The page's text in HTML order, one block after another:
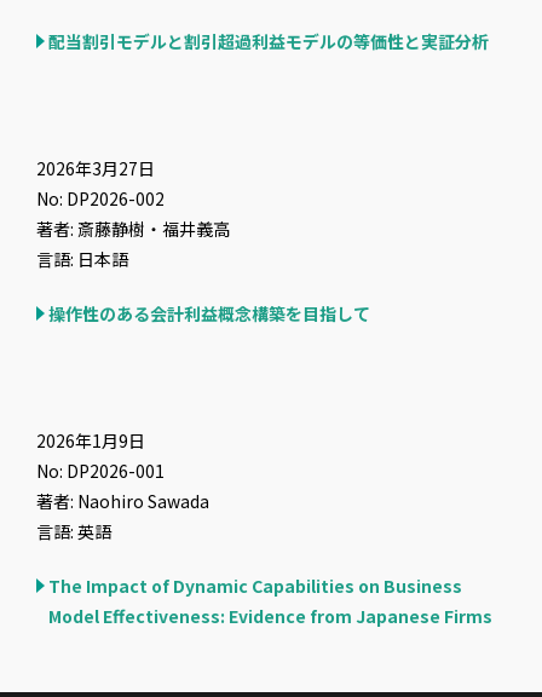
配当割引モデルと割引超過利益モデルの等価性と実証分析
2026年3月27日
No: DP2026-002
著者: 斎藤静樹・福井義高
言語: 日本語
操作性のある会計利益概念構築を目指して
2026年1月9日
No: DP2026-001
著者: Naohiro Sawada
言語: 英語
The Impact of Dynamic Capabilities on Business
Model Effectiveness: Evidence from Japanese Firms